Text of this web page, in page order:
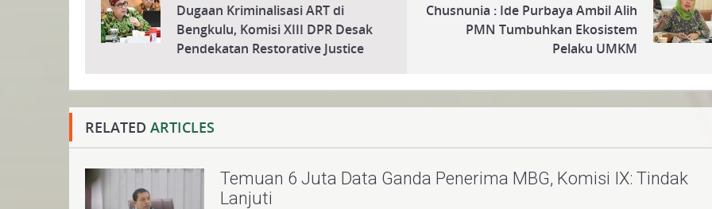
Dugaan Kriminalisasi ART di
Bengkulu, Komisi XIII DPR Desak
Pendekatan Restorative Justice
Chusnunia : Ide Purbaya Ambil Alih
PMN Tumbuhkan Ekosistem
Pelaku UMKM
RELATED ARTICLES
Temuan 6 Juta Data Ganda Penerima MBG, Komisi IX: Tindak
Lanjuti